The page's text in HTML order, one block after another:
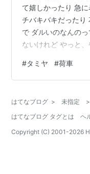
て嬉しかったり 急
チバキバキだったり
で ダルいのなんの
ないけれど やっと
セサリーとして付い
部品数12。 侮れな
ライラしたり(笑) ハ
みた。 妙なテンショ
躍…
#タミヤ #荷車
はてなブログ > 未指定 >
はてなブログ タグとは
ヘ
Copyright (C) 2001-2026